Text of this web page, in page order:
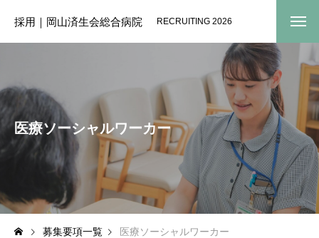
採用｜岡山済生会総合病院 RECRUITING 2026
医療ソーシャルワーカー
募集要項一覧 医療ソーシャルワーカー